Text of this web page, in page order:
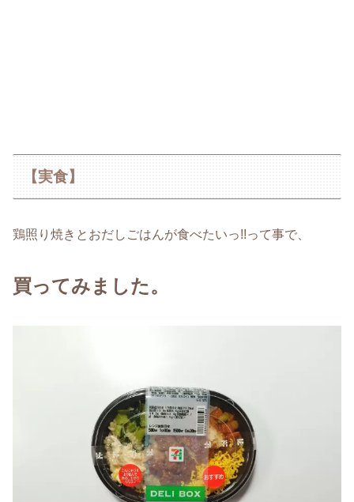
【実食】
鶏照り焼きとおだしごはんが食べたいっ!!って事で、
買ってみました。